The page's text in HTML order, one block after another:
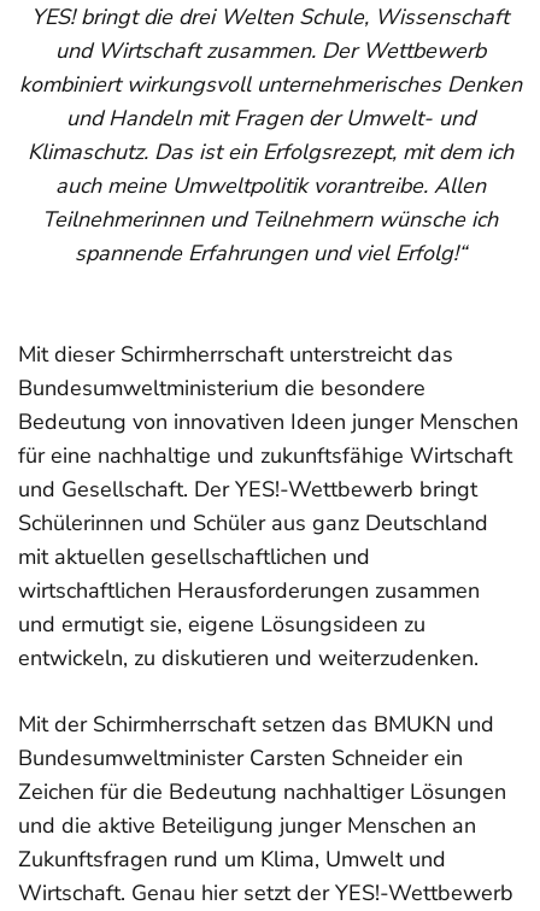
YES! bringt die drei Welten Schule, Wissenschaft
und Wirtschaft zusammen. Der Wettbewerb
kombiniert wirkungsvoll unternehmerisches Denken
und Handeln mit Fragen der Umwelt- und
Klimaschutz. Das ist ein Erfolgsrezept, mit dem ich
auch meine Umweltpolitik vorantreibe. Allen
Teilnehmerinnen und Teilnehmern wünsche ich
spannende Erfahrungen und viel Erfolg!“
Mit dieser Schirmherrschaft unterstreicht das
Bundesumweltministerium die besondere
Bedeutung von innovativen Ideen junger Menschen
für eine nachhaltige und zukunftsfähige Wirtschaft
und Gesellschaft. Der YES!-Wettbewerb bringt
Schülerinnen und Schüler aus ganz Deutschland
mit aktuellen gesellschaftlichen und
wirtschaftlichen Herausforderungen zusammen
und ermutigt sie, eigene Lösungsideen zu
entwickeln, zu diskutieren und weiterzudenken.
Mit der Schirmherrschaft setzen das BMUKN und
Bundesumweltminister Carsten Schneider ein
Zeichen für die Bedeutung nachhaltiger Lösungen
und die aktive Beteiligung junger Menschen an
Zukunftsfragen rund um Klima, Umwelt und
Wirtschaft. Genau hier setzt der YES!-Wettbewerb